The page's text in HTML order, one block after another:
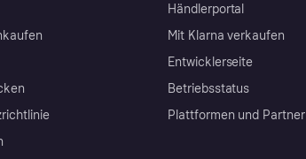
Händlerportal
Mit Klarna verkaufen
Entwicklerseite
Betriebsstatus
Plattformen und Partner